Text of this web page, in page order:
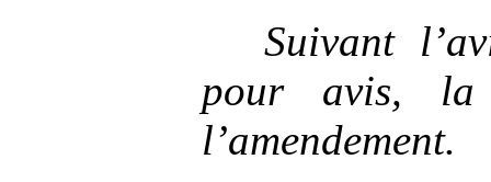
Suivant
pour avis, la
l’amendement.